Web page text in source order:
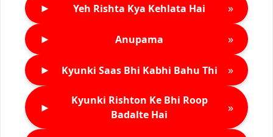
► Yeh Rishta Kya Kehlata Hai »
► Anupama »
► Kyunki Saas Bhi Kabhi Bahu Thi »
►
Kyunki Rishton Ke Bhi Roop
Badalte Hai
»